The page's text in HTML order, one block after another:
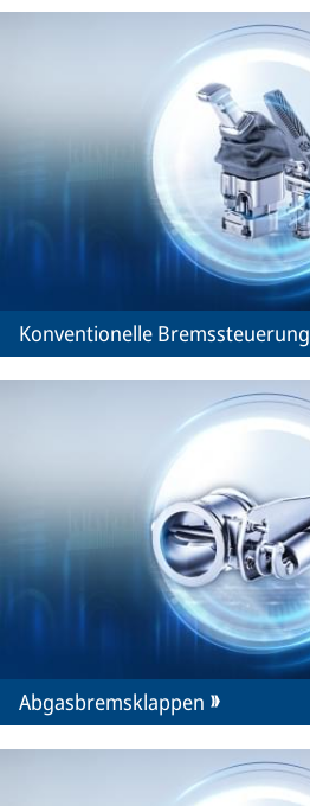
Konventionelle Bremssteuerung
Abgasbremsklappen